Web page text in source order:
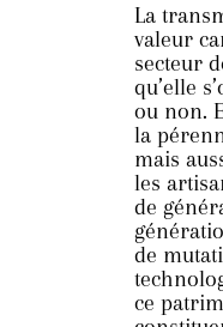
La
valeur
secteur
qu’elle
ou non.
la
mais
les
de
de
ce